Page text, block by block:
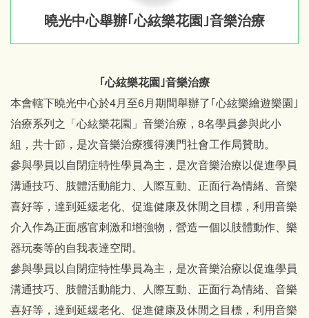
曉光中心舉辦｢心絃樂花園｣音樂治療
｢心絃樂花園｣音樂治療
本會轄下曉光中心於4月至6月期間舉辦了｢心絃樂繪遊樂園｣
治療系列之「心絃樂花園」音樂治療，8名學員參與此小
組，共十節，是次音樂治療獲得澳門社會工作局贊助。
參與學員以自閉症特性學員為主，是次音樂治療以促進學員
溝通技巧、肢體活動能力、人際互動、正面行為情緒、音樂
喜好等，達到延緩老化、促進健康及休閒之目標，利用音樂
介入作為正面感官刺激和增強物，營造一個以肢體動作、樂
器玩奏等的自我表達空間。
參與學員以自閉症特性學員為主，是次音樂治療以促進學員
溝通技巧、肢體活動能力、人際互動、正面行為情緒、音樂
喜好等，達到延緩老化、促進健康及休閒之目標，利用音樂